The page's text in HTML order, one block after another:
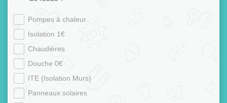
Pompes à chaleur
Isolation 1€
Chaudières
Douche 0€
ITE (Isolation Murs)
Panneaux solaires